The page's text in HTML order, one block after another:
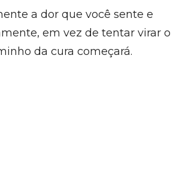
a dor que você sente e
em vez de tentar virar o
da cura começará.